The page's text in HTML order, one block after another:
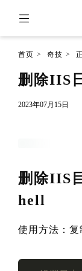
首页 > 奇技 >
删除IIS
2023年07月15日
删除IIS
hell
使用方法：复